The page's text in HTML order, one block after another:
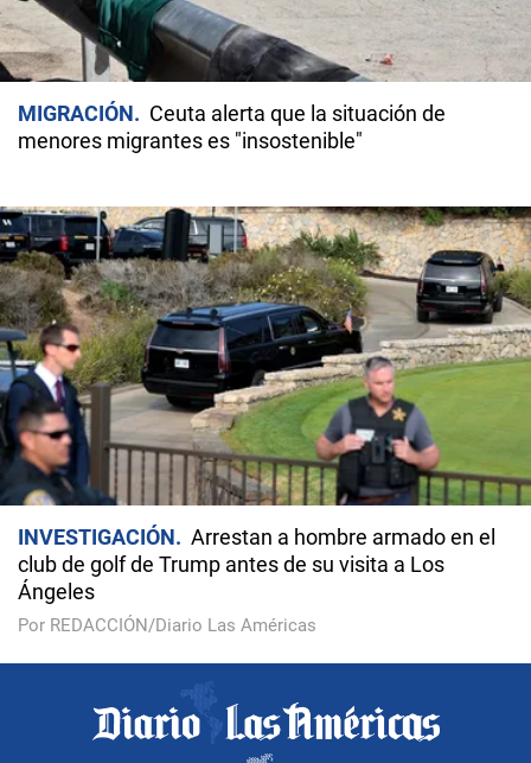
MIGRACIÓN
Ceuta alerta que la situación de
menores migrantes es "insostenible"
INVESTIGACIÓN
Arrestan a hombre armado en el
club de golf de Trump antes de su visita a Los
Ángeles
Por REDACCIÓN/Diario Las Américas